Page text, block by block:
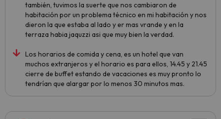
también, tuvimos la suerte que nos cambiaron de
habitación por un problema técnico en mi habitación y nos
dieron la que estaba al lado y er mas vrande y en la
terraza habia jaquzzi asi que muy bien la verdad.
Los horarios de comida y cena, es un hotel que van
muchos extranjeros y el horario es para ellos, 14.45 y 21.45
cierre de buffet estando de vacaciones es muy pronto lo
tendrían que alargar por lo menos 30 minutos mas.